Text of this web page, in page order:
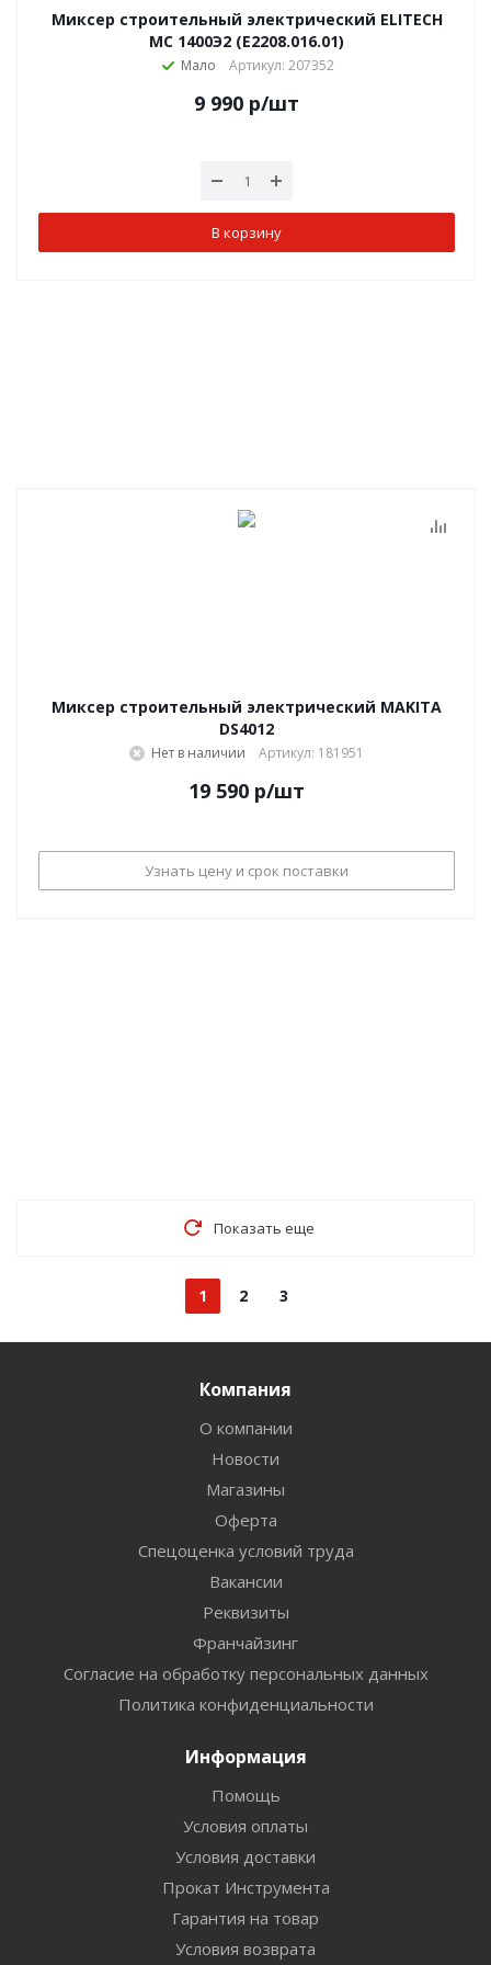
Миксер строительный электрический ELITECH
МС 1400Э2 (E2208.016.01)
Мало Артикул: 207352
9 990 р/шт
В корзину
Миксер строительный электрический MAKITA
DS4012
Нет в наличии Артикул: 181951
19 590 р/шт
Узнать цену и срок поставки
Показать еще
1 2 3
Компания
О компании
Новости
Магазины
Оферта
Спецоценка условий труда
Вакансии
Реквизиты
Франчайзинг
Согласие на обработку персональных данных
Политика конфиденциальности
Информация
Помощь
Условия оплаты
Условия доставки
Прокат Инструмента
Гарантия на товар
Условия возврата